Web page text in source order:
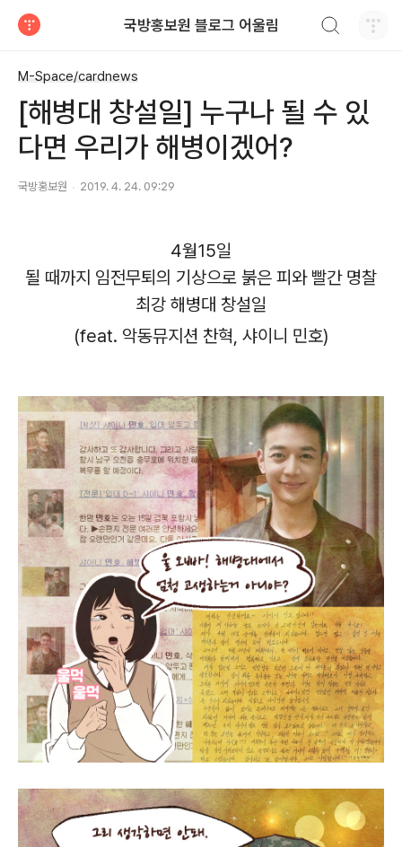
국방홍보원 블로그 어울림
M-Space/cardnews
[해병대 창설일] 누구나 될 수 있
다면 우리가 해병이겠어?
국방홍보원 2019. 4. 24. 09:29
4월15일
될 때까지 임전무퇴의 기상으로 붉은 피와 빨간 명찰
최강 해병대 창설일
(feat. 악동뮤지션 찬혁, 샤이니 민호)